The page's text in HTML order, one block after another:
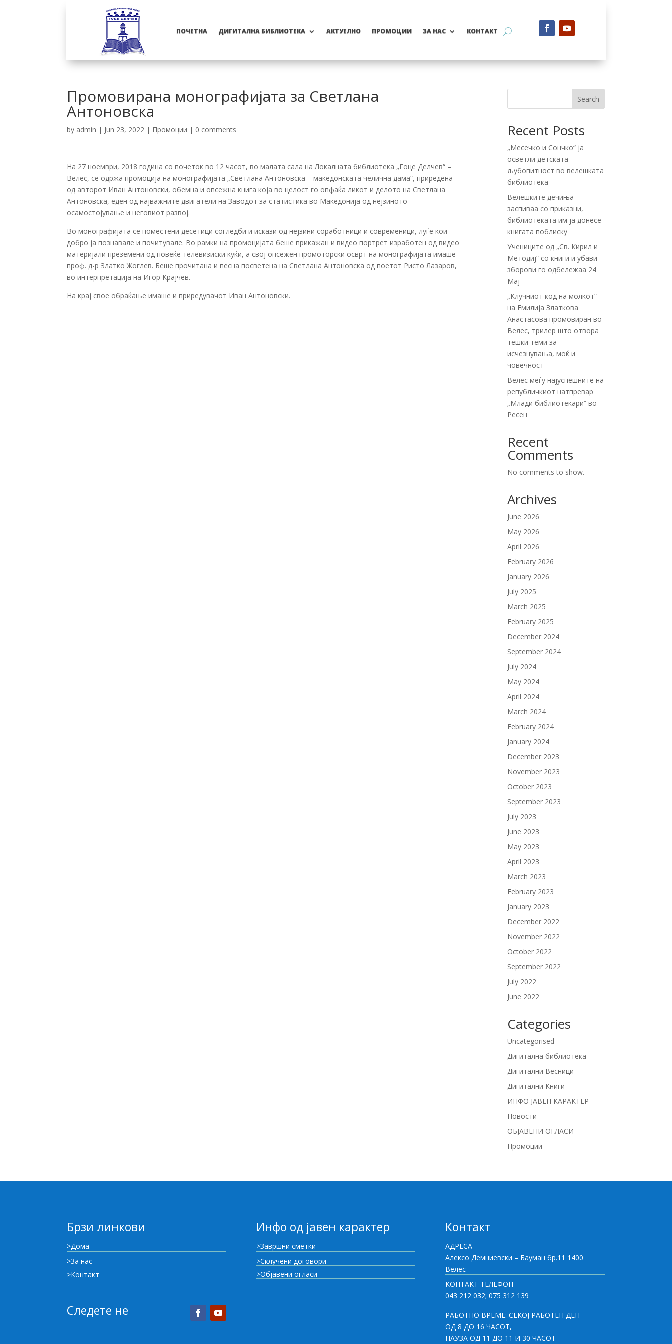
ПОЧЕТНА ДИГИТАЛНА БИБЛИОТЕКА АКТУЕЛНО ПРОМОЦИИ ЗА НАС КОНТАКТ
Промовирана монографијата за Светлана
Антоновска
by admin | Jun 23, 2022 | Промоции | 0 comments
На 27 ноември, 2018 година со почеток во 12 часот, во малата сала на Локалната библиотека „Гоце Делчев“ –
Велес, се одржа промоција на монографијата „Светлана Антоновска – македонската челична дама“, приредена
од авторот Иван Антоновски, обемна и опсежна книга која во целост го опфаќа ликот и делото на Светлана
Антоновска, еден од најважните двигатели на Заводот за статистика во Македонија од нејзиното
осамостојување и неговиот развој.
Во монографијата се поместени десетици согледби и искази од нејзини соработници и современици, луѓе кои
добро ја познавале и почитувале. Во рамки на промоцијата беше прикажан и видео портрет изработен од видео
материјали преземени од повеќе телевизиски куќи, а свој опсежен промоторски осврт на монографијата имаше
проф. д-р Златко Жоглев. Беше прочитана и песна посветена на Светлана Антоновска од поетот Ристо Лазаров,
во интерпретација на Игор Крајчев.
На крај свое обраќање имаше и приредувачот Иван Антоновски.
Search
Recent Posts
„Месечко и Сончко“ ја
осветли детската
љубопитност во велешката
библиотека
Велешките дечиња
заспиваа со приказни,
библиотеката им ја донесе
книгата поблиску
Учениците од „Св. Кирил и
Методиј“ со книги и убави
зборови го одбележаа 24
Мај
„Клучниот код на молкот“
на Емилија Златкова
Анастасова промовиран во
Велес, трилер што отвора
тешки теми за
исчезнувања, моќ и
човечност
Велес меѓу најуспешните на
републичкиот натпревар
„Млади библиотекари“ во
Ресен
Recent
Comments
No comments to show.
Archives
June 2026
May 2026
April 2026
February 2026
January 2026
July 2025
March 2025
February 2025
December 2024
September 2024
July 2024
May 2024
April 2024
March 2024
February 2024
January 2024
December 2023
November 2023
October 2023
September 2023
July 2023
June 2023
May 2023
April 2023
March 2023
February 2023
January 2023
December 2022
November 2022
October 2022
September 2022
July 2022
June 2022
Categories
Uncategorised
Дигитална библиотека
Дигитални Весници
Дигитални Книги
ИНФО ЈАВЕН КАРАКТЕР
Новости
ОБЈАВЕНИ ОГЛАСИ
Промоции
Брзи линкови
>Дома
>За нас
>Контакт
Следете не
Инфо од јавен карактер
>Завршни сметки
>Склучени договори
>Објавени огласи
Контакт
АДРЕСА
Алексо Демниевски – Бауман бр.11 1400
Велес
КОНТАКТ ТЕЛЕФОН
043 212 032; 075 312 139
РАБОТНО ВРЕМЕ: СЕКОЈ РАБОТЕН ДЕН
ОД 8 ДО 16 ЧАСОТ,
ПАУЗА ОД 11 ДО 11 И 30 ЧАСОТ